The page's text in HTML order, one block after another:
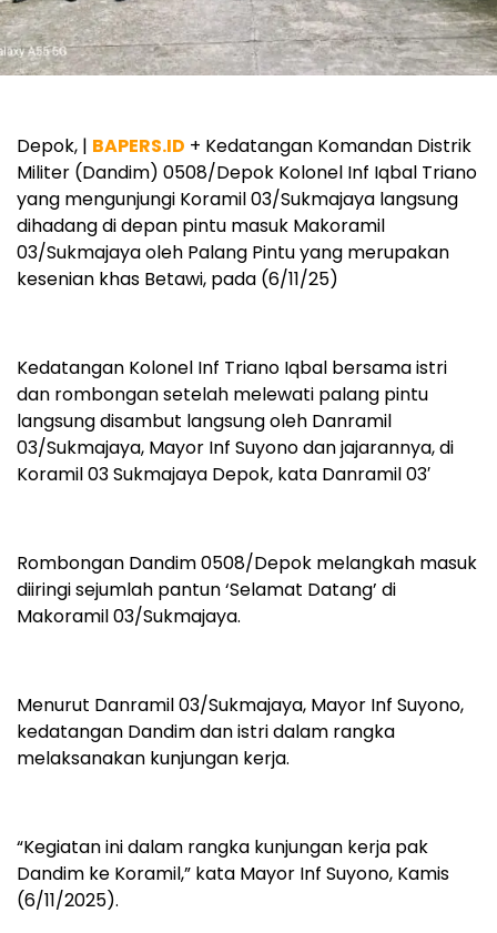
Depok, | BAPERS.ID + Kedatangan Komandan Distrik
Militer (Dandim) 0508/Depok Kolonel Inf Iqbal Triano
yang mengunjungi Koramil 03/Sukmajaya langsung
dihadang di depan pintu masuk Makoramil
03/Sukmajaya oleh Palang Pintu yang merupakan
kesenian khas Betawi, pada (6/11/25)
Kedatangan Kolonel Inf Triano Iqbal bersama istri
dan rombongan setelah melewati palang pintu
langsung disambut langsung oleh Danramil
03/Sukmajaya, Mayor Inf Suyono dan jajarannya, di
Koramil 03 Sukmajaya Depok, kata Danramil 03′
Rombongan Dandim 0508/Depok melangkah masuk
diiringi sejumlah pantun ‘Selamat Datang’ di
Makoramil 03/Sukmajaya.
Menurut Danramil 03/Sukmajaya, Mayor Inf Suyono,
kedatangan Dandim dan istri dalam rangka
melaksanakan kunjungan kerja.
“Kegiatan ini dalam rangka kunjungan kerja pak
Dandim ke Koramil,” kata Mayor Inf Suyono, Kamis
(6/11/2025).